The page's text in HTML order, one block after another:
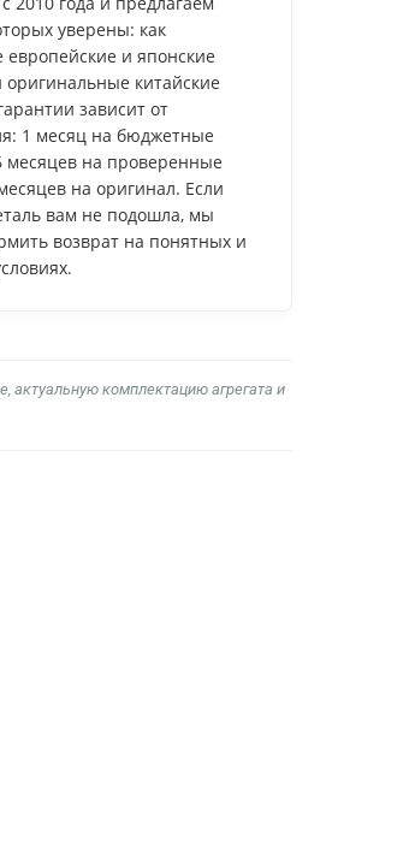
уверены: как
европейские и японские
оригинальные китайские
зависит от
1 месяц на бюджетные
месяцев на проверенные
на оригинал. Если
вам не подошла, мы
возврат на понятных и
актуальную комплектацию агрегата и